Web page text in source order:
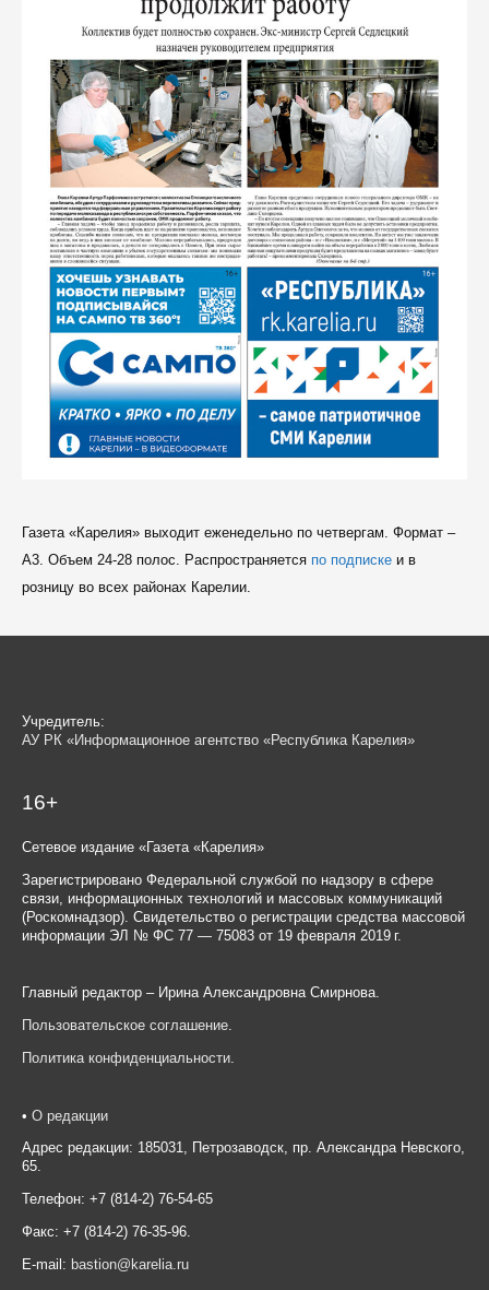
Газета «Карелия» выходит еженедельно по четвергам. Формат –
A3. Объем 24-28 полос. Распространяется по подпискеи в
розницу во всех районах Карелии.
Учредитель:
АУ РК «Информационное агентство «Республика Карелия»
16+
Сетевое издание «Газета «Карелия»
Зарегистрировано Федеральной службой по надзору в сфере
связи, информационных технологий и массовых коммуникаций
(Роскомнадзор). Свидетельство о регистрации средства массовой
информации ЭЛ № ФС 77 — 75083 от 19 февраля 2019 г.
Главный редактор – Ирина Александровна Смирнова.
Пользовательское соглашение.
Политика конфиденциальности
• О редакции
Адрес редакции: 185031, Петрозаводск, пр. Александра Невского,
65.
Телефон: +7 (814-2) 76-54-65
Факс: +7 (814-2) 76-35-96.
E-mail: bastion@karelia.ru